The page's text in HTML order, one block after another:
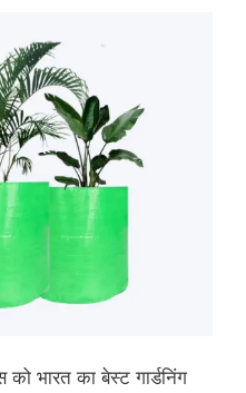
भारत का बेस्ट गार्डनिंग